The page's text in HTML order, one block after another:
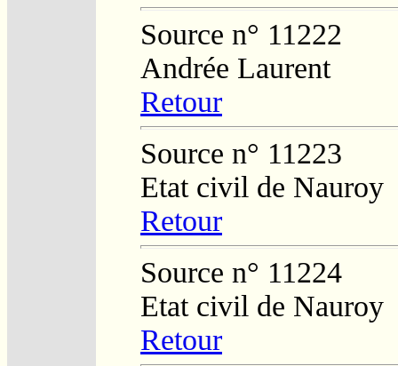
Source n° 11222
Andrée Laurent
Retour
Source n° 11223
Etat civil de Nauroy
Retour
Source n° 11224
Etat civil de Nauroy
Retour